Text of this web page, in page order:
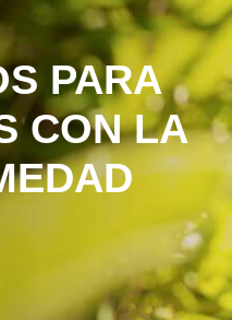
PARA
CON LA